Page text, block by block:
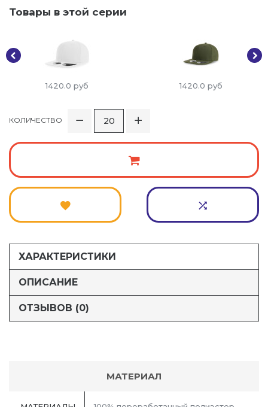
Товары в этой серии
1420.0 руб 1420.0 руб
КОЛИЧЕСТВО
ХАРАКТЕРИСТИКИ
ОПИСАНИЕ
ОТЗЫВОВ (0)
МАТЕРИАЛ